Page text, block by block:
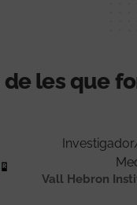
les que
Vall Hebron